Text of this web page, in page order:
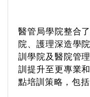
醫管局學院整合
院、護理深造學
訓學院及醫院管
訓提升至更專業
點培訓策略，包括